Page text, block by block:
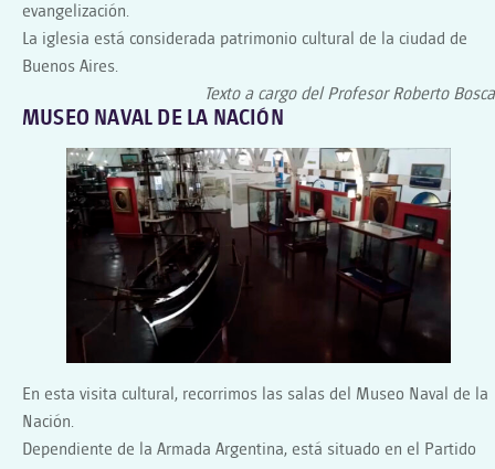
evangelización.
La iglesia está considerada patrimonio cultural de la ciudad de
Buenos Aires.
Texto a cargo del Profesor Roberto Bosca
MUSEO NAVAL DE LA NACIÓN
En esta visita cultural, recorrimos las salas del Museo Naval de la
Nación.
Dependiente de la Armada Argentina, está situado en el Partido